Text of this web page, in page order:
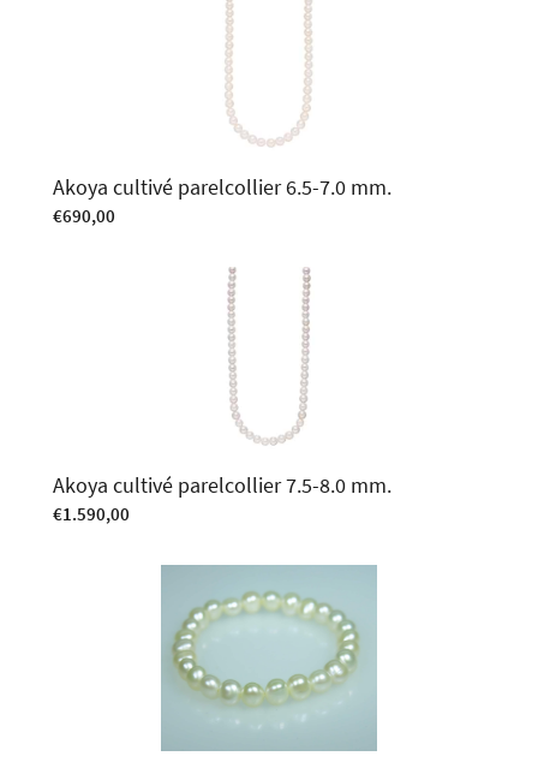
Akoya cultivé parelcollier 6.5-7.0 mm.
€690,00
Akoya cultivé parelcollier 7.5-8.0 mm.
€1.590,00